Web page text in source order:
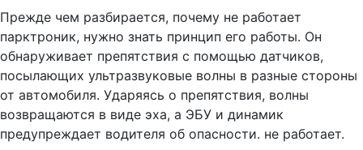
Прежде чем разбирается, почему не работает
парктроник, нужно знать принцип его работы. Он
обнаруживает препятствия с помощью датчиков,
посылающих ультразвуковые волны в разные стороны
от автомобиля. Ударяясь о препятствия, волны
возвращаются в виде эха, а ЭБУ и динамик
предупреждает водителя об опасности. не работает.